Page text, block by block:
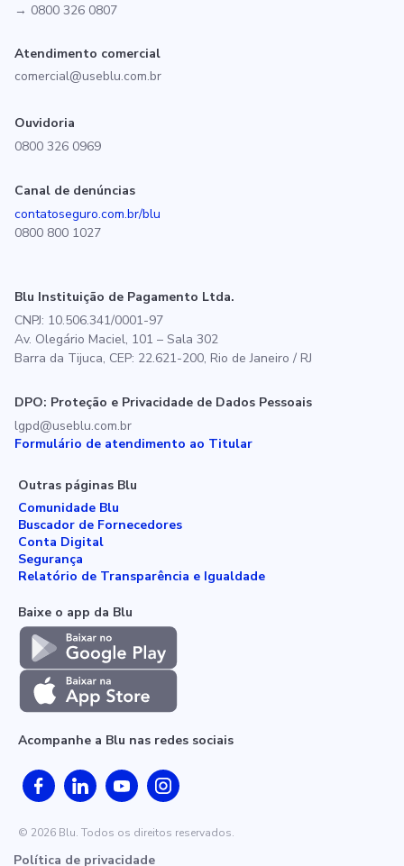
→ 0800 326 0807
Atendimento comercial
comercial@useblu.com.br
Ouvidoria
0800 326 0969
Canal de denúncias
contatoseguro.com.br/blu
0800 800 1027
Blu Instituição de Pagamento Ltda.
CNPJ: 10.506.341/0001-97
Av. Olegário Maciel, 101 – Sala 302
Barra da Tijuca, CEP: 22.621-200, Rio de Janeiro / RJ
DPO: Proteção e Privacidade de Dados Pessoais
lgpd@useblu.com.br
Formulário de atendimento ao Titular
Outras páginas Blu
Comunidade Blu
Buscador de Fornecedores
Conta Digital
Segurança
Relatório de Transparência e Igualdade
Baixe o app da Blu
Acompanhe a Blu nas redes sociais
© 2026 Blu. Todos os direitos reservados.
Política de privacidade